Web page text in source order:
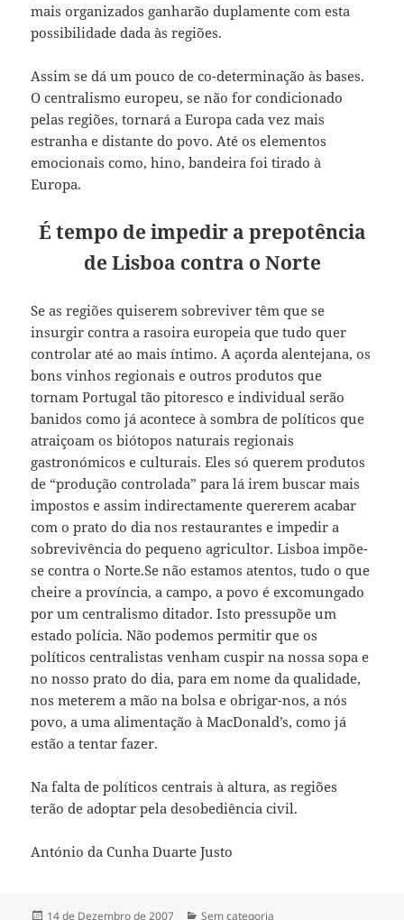
mais organizados ganharão duplamente com esta
possibilidade dada às regiões.
Assim se dá um pouco de co-determinação às bases.
O centralismo europeu, se não for condicionado
pelas regiões, tornará a Europa cada vez mais
estranha e distante do povo. Até os elementos
emocionais como, hino, bandeira foi tirado à
Europa.
É tempo de impedir a prepotência
de Lisboa contra o Norte
Se as regiões quiserem sobreviver têm que se
insurgir contra a rasoira europeia que tudo quer
controlar até ao mais íntimo. A açorda alentejana, os
bons vinhos regionais e outros produtos que
tornam Portugal tão pitoresco e individual serão
banidos como já acontece à sombra de políticos que
atraiçoam os biótopos naturais regionais
gastronómicos e culturais. Eles só querem produtos
de “produção controlada” para lá irem buscar mais
impostos e assim indirectamente quererem acabar
com o prato do dia nos restaurantes e impedir a
sobrevivência do pequeno agricultor. Lisboa impõe-
se contra o Norte.Se não estamos atentos, tudo o que
cheire a província, a campo, a povo é excomungado
por um centralismo ditador. Isto pressupõe um
estado polícia. Não podemos permitir que os
políticos centralistas venham cuspir na nossa sopa e
no nosso prato do dia, para em nome da qualidade,
nos meterem a mão na bolsa e obrigar-nos, a nós
povo, a uma alimentação à MacDonald’s, como já
estão a tentar fazer.
Na falta de políticos centrais à altura, as regiões
terão de adoptar pela desobediência civil.
António da Cunha Duarte Justo
Publicado
14 de Dezembro de 2007 Categorias
Sem categoria